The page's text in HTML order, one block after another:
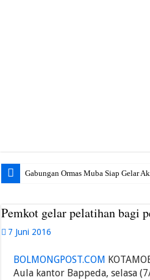
Pemkot gelar pelatihan bagi
7 Juni 2016
BOLMONGPOST.COM
Aula kantor Bappeda, selasa